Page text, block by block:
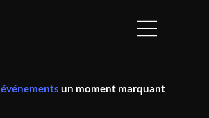
événements un moment marquant